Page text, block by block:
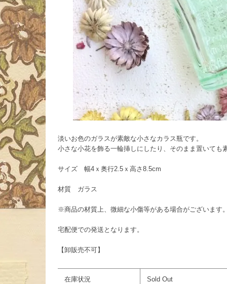
淡いお色のガラスが素敵な小さなカラス瓶です。
小さな小花を飾る一輪挿しにしたり、そのまま置いても
サイズ 幅4ｘ奥行2.5ｘ高さ8.5cm
材質 ガラス
※商品の材質上、微細な小傷等がある場合がございます
宅配便での発送となります。
【卸販売不可】
在庫状況 Sold Out